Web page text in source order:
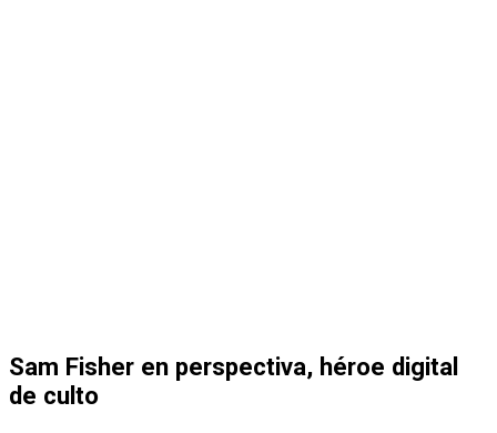
Sam Fisher en perspectiva, héroe digital
de culto